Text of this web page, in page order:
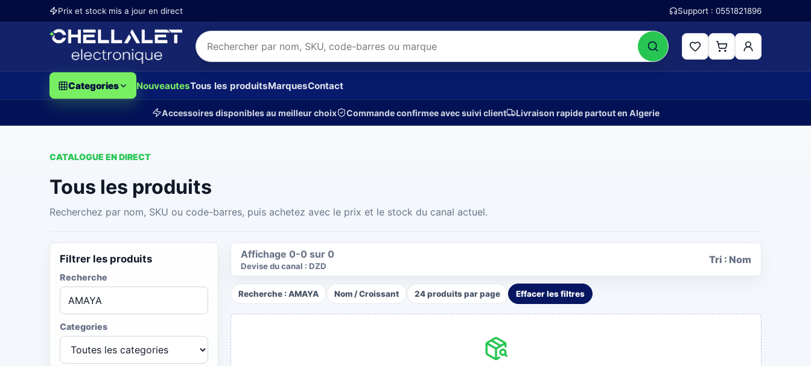
Prix et stock mis a jour en direct Support : 0551821896
Categories NouveautesTous les produitsMarquesContact
Accessoires disponibles au meilleur choix Commande confirmee avec suivi client Livraison rapide partout en Algerie
CATALOGUE EN DIRECT
Tous les produits
Recherchez par nom, SKU ou code-barres, puis achetez avec le prix et le stock du canal actuel.
Filtrer les produits
Recherche
Categories
Affichage 0-0 sur 0
Devise du canal : DZD
Tri : Nom
Recherche :AMAYA Nom /Croissant 24produits par page Effacer les filtres